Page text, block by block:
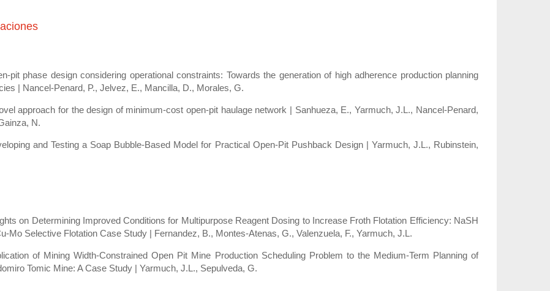
pit phase design considering operational constraints: Towards the generation of high adherence production planning
| Nancel-Penard, P., Jelvez, E., Mancilla, D., Morales, G.
approach for the design of minimum-cost open-pit haulage network | Sanhueza, E., Yarmuch, J.L., Nancel-Penard,
N.
and Testing a Soap Bubble-Based Model for Practical Open-Pit Pushback Design | Yarmuch, J.L., Rubinstein,
on Determining Improved Conditions for Multipurpose Reagent Dosing to Increase Froth Flotation Efficiency: NaSH
Mo Selective Flotation Case Study | Fernandez, B., Montes-Atenas, G., Valenzuela, F., Yarmuch, J.L.
of Mining Width-Constrained Open Pit Mine Production Scheduling Problem to the Medium-Term Planning of
Tomic Mine: A Case Study | Yarmuch, J.L., Sepulveda, G.